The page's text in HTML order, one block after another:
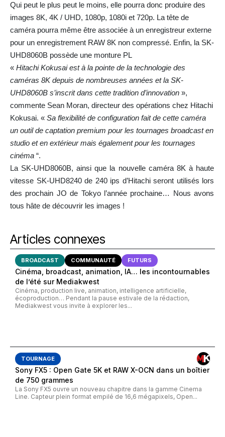
Qui peut le plus peut le moins, elle pourra donc produire des
images 8K, 4K / UHD, 1080p, 1080i et 720p. La tête de
caméra pourra même être associée à un enregistreur externe
pour un enregistrement RAW 8K non compressé. Enfin, la SK-
UHD8060B possède une monture PL
« Hitachi Kokusai est à la pointe de la technologie des
caméras 8K depuis de nombreuses années et la SK-
UHD8060B s’inscrit dans cette tradition d’innovation »,
commente Sean Moran, directeur des opérations chez Hitachi
Kokusai. « Sa flexibilité de configuration fait de cette caméra
un outil de captation premium pour les tournages broadcast en
studio et en extérieur mais également pour les tournages
cinéma “.
La SK-UHD8060B, ainsi que la nouvelle caméra 8K à haute
vitesse SK-UHD8240 de 240 ips d’Hitachi seront utilisés lors
des prochain JO de Tokyo l’année prochaine… Nous avons
tous hâte de découvrir les images !
Articles connexes
BROADCAST COMMUNAUTÉ FUTURS
Cinéma, broadcast, animation, IA… les incontournables
de l’été sur Mediakwest
Cinéma, production live, animation, intelligence artificielle,
écoproduction… Pendant la pause estivale de la rédaction,
Mediakwest vous invite à explorer les...
TOURNAGE
Sony FX5 : Open Gate 5K et RAW X-OCN dans un boîtier
de 750 grammes
La Sony FX5 ouvre un nouveau chapitre dans la gamme Cinema
Line. Capteur plein format empilé de 16,6 mégapixels, Open...